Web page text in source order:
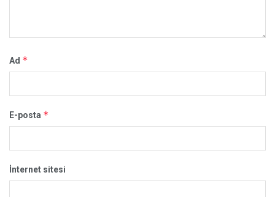
Ad *
E-posta *
İnternet sitesi